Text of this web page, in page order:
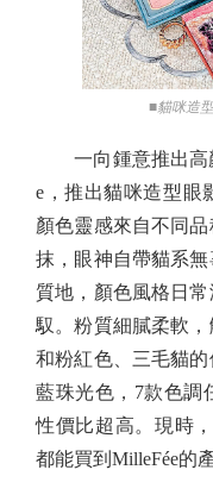
■貓咪造
一向鍾意推出高
e，推出貓咪造型眼
顏色靈感來自不同
抹，眼神自帶貓系
質地，顏色風格日
馭。粉質細膩柔軟
和粉紅色、三毛貓
藍珠光色，7款色調
性價比超高。現時
都能買到MilleFée的